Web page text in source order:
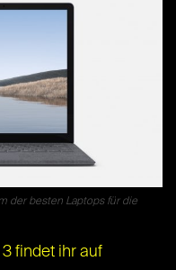
der besten Laptops für die
findet ihr auf